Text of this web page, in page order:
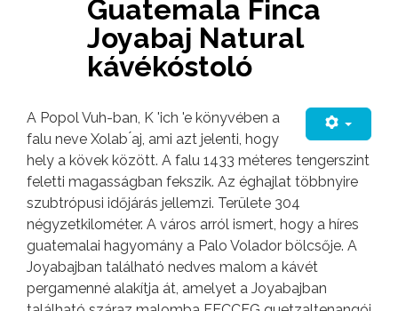
Guatemala Finca
Joyabaj Natural
kávékóstoló
A Popol Vuh-ban, K 'ich 'e könyvében a
falu neve Xolab ́aj, ami azt jelenti, hogy
hely a kövek között. A falu 1433 méteres tengerszint
feletti magasságban fekszik. Az éghajlat többnyire
szubtrópusi időjárás jellemzi. Területe 304
négyzetkilométer. A város arról ismert, hogy a híres
guatemalai hagyomány a Palo Volador bölcsője. A
Joyabajban található nedves malom a kávét
pergamenné alakítja át, amelyet a Joyabajban